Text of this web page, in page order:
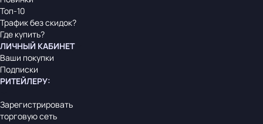
Топ-10
Трафик без скидок?
Где купить?
ЛИЧНЫЙ КАБИНЕТ
Ваши покупки
Подписки
РИТЕЙЛЕРУ:
Зарегистрировать
торговую сеть